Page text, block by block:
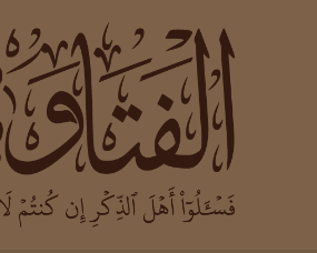
العالم
بن باز
بن العثيمين